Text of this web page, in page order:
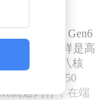
。
骁龙8 Elite Gen6
Gen6 Pro同样是高
3 + 3三丛集八核
配Adreno 850
高速内存，在端